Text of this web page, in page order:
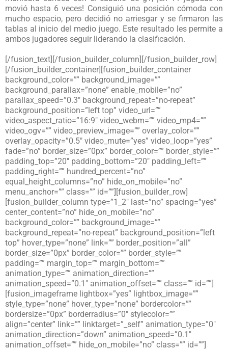
movió hasta 6 veces! Consiguió una posición cómoda con
mucho espacio, pero decidió no arriesgar y se firmaron las
tablas al inicio del medio juego. Este resultado les permite a
ambos jugadores seguir liderando la clasificación.
[/fusion_text][/fusion_builder_column][/fusion_builder_row]
[/fusion_builder_container][fusion_builder_container
background_color=”” background_image=””
background_parallax=”none” enable_mobile=”no”
parallax_speed=”0.3″ background_repeat=”no-repeat”
background_position=”left top” video_url=””
video_aspect_ratio=”16:9″ video_webm=”” video_mp4=””
video_ogv=”” video_preview_image=”” overlay_color=””
overlay_opacity=”0.5″ video_mute=”yes” video_loop=”yes”
fade=”no” border_size=”0px” border_color=”” border_style=””
padding_top=”20″ padding_bottom=”20″ padding_left=””
padding_right=”” hundred_percent=”no”
equal_height_columns=”no” hide_on_mobile=”no”
menu_anchor=”” class=”” id=””][fusion_builder_row]
[fusion_builder_column type=”1_2″ last=”no” spacing=”yes”
center_content=”no” hide_on_mobile=”no”
background_color=”” background_image=””
background_repeat=”no-repeat” background_position=”left
top” hover_type=”none” link=”” border_position=”all”
border_size=”0px” border_color=”” border_style=””
padding=”” margin_top=”” margin_bottom=””
animation_type=”” animation_direction=””
animation_speed=”0.1″ animation_offset=”” class=”” id=””]
[fusion_imageframe lightbox=”yes” lightbox_image=””
style_type=”none” hover_type=”none” bordercolor=””
bordersize=”0px” borderradius=”0″ stylecolor=””
align=”center” link=”” linktarget=”_self” animation_type=”0″
animation_direction=”down” animation_speed=”0.1″
animation_offset=”” hide_on_mobile=”no” class=”” id=””]